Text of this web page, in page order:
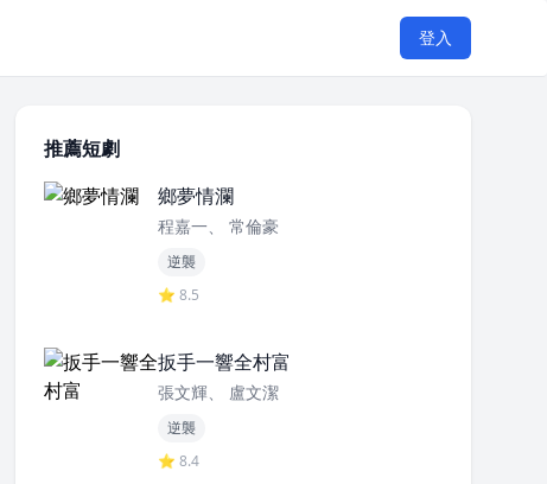
登入
推薦短劇
鄉夢情瀾
程嘉一、 常倫豪
逆襲
⭐ 8.5
扳手一響全村富
張文輝、 盧文潔
逆襲
⭐ 8.4